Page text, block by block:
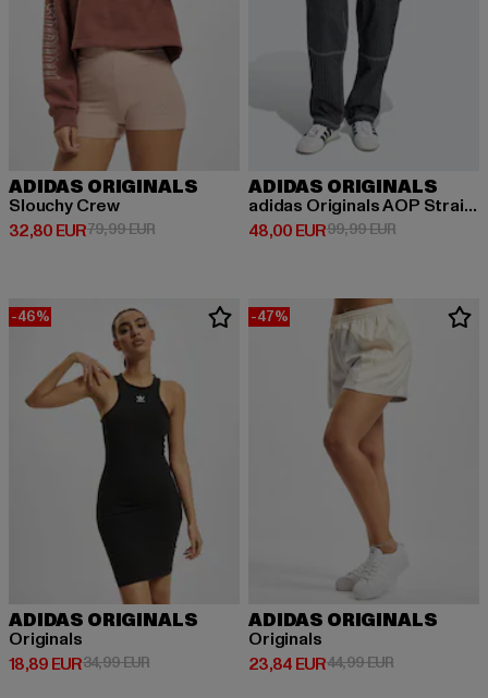
ADIDAS ORIGINALS
Slouchy Crew
32,80 EUR
Derzeitiger Preis: 32,80 EUR
79,99 EURAktionspreis: 79,99 EUR
ADIDAS ORIGINALS
adidas Originals AOP Straight Fit Jeans
48,00 EUR
Derzeitiger Preis: 48,00 EUR
99,99 EURAktionspreis:
-46%
ADIDAS ORIGINALS
Originals
18,89 EUR
Derzeitiger Preis: 18,89 EUR
34,99 EURAktionspreis: 34,99 EUR
-47%
ADIDAS ORIGINALS
Originals
23,84 EUR
Derzeitiger Preis: 23,84 EUR
44,99 EURAktionspreis: